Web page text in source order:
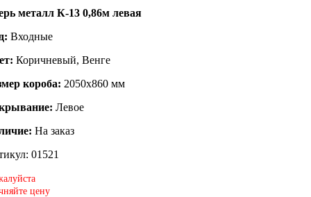
металл К-13 0,86м левая
Входные
Коричневый, Венге
короба: 2050х860 мм
Левое
На заказ
01521
цену